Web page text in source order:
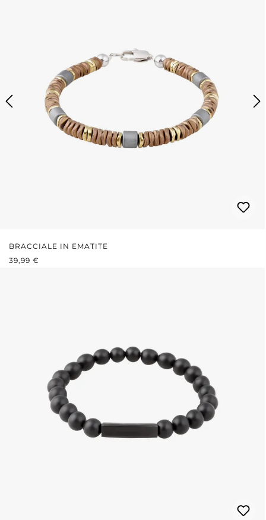
BRACCIALE IN EMATITE
PREZZO NORMALE:
39,99 €